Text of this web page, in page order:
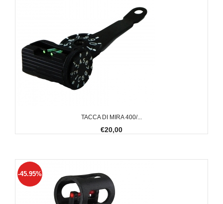
TACCA DI MIRA 400/...
€20,00
-45.95%